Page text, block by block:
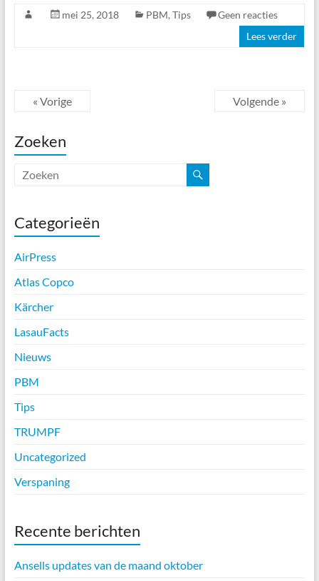
mei 25, 2018 PBM, Tips
Geen reacties
Lees verder
« Vorige Volgende »
Zoeken
Categorieën
AirPress
Atlas Copco
Kärcher
LasauFacts
Nieuws
PBM
Tips
TRUMPF
Uncategorized
Verspaning
Recente berichten
Ansells updates van de maand oktober